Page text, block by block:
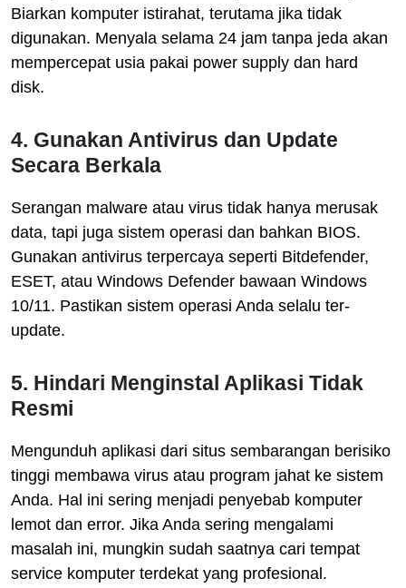
Biarkan komputer istirahat, terutama jika tidak
digunakan. Menyala selama 24 jam tanpa jeda akan
mempercepat usia pakai power supply dan hard
disk.
4. Gunakan Antivirus dan Update
Secara Berkala
Serangan malware atau virus tidak hanya merusak
data, tapi juga sistem operasi dan bahkan BIOS.
Gunakan antivirus terpercaya seperti Bitdefender,
ESET, atau Windows Defender bawaan Windows
10/11. Pastikan sistem operasi Anda selalu ter-
update.
5. Hindari Menginstal Aplikasi Tidak
Resmi
Mengunduh aplikasi dari situs sembarangan berisiko
tinggi membawa virus atau program jahat ke sistem
Anda. Hal ini sering menjadi penyebab komputer
lemot dan error. Jika Anda sering mengalami
masalah ini, mungkin sudah saatnya cari tempat
service komputer terdekat yang profesional.